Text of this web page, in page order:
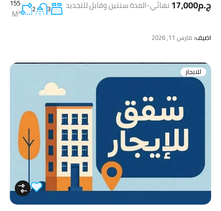
ج.م17,000 نهائي-المدة سنتين وقابل للتجديد 3
2
155
M²
اضيف:مارس 11, 2026
للايجار